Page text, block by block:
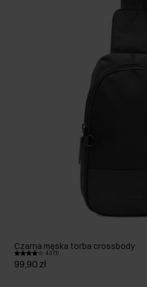
Czarna męska torba crossbody
4.0 (1)
99,90 zł